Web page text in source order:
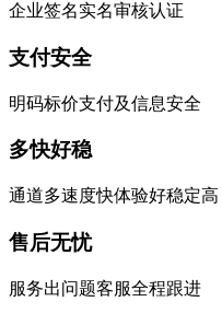
企业签名实名审核认证
支付安全
明码标价支付及信息安全
多快好稳
通道多速度快体验好稳定高
售后无忧
服务出问题客服全程跟进